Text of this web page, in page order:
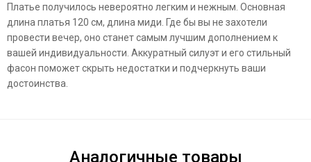
Платье получилось невероятно легким и нежным. Основная
длина платья 120 см, длина миди. Где бы вы не захотели
провести вечер, оно станет самым лучшим дополнением к
вашей индивидуальности. Аккуратный силуэт и его стильный
фасон поможет скрыть недостатки и подчеркнуть ваши
достоинства.
Аналогичные товары